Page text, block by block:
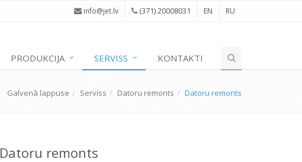
info@jet.lv (371) 20008031 EN RU
PRODUKCIJA SERVISS KONTAKTI
Galvenā lappuse Serviss Datoru remonts Datoru remonts
Datoru remonts